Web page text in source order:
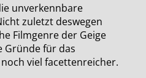
unverkennbare
zuletzt deswegen
Filmgenre der Geige
Gründe für das
viel facettenreicher.